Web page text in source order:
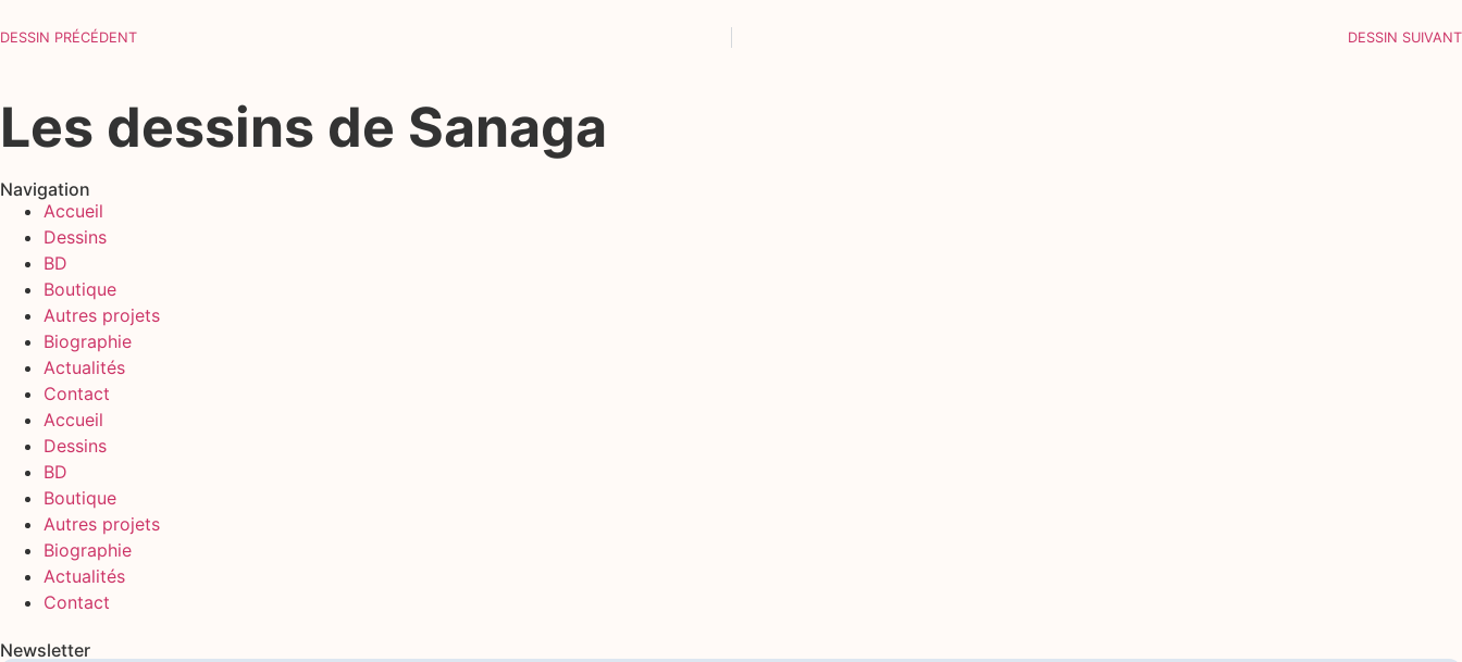
DESSIN PRÉCÉDENT DESSIN SUIVANT
Les dessins de Sanaga
Navigation
Accueil
Dessins
BD
Boutique
Autres projets
Biographie
Actualités
Contact
Accueil
Dessins
BD
Boutique
Autres projets
Biographie
Actualités
Contact
Newsletter